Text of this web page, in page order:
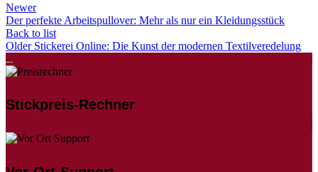
Newer
Der perfekte Arbeitspullover: Mehr als nur ein Kleidungsstück
Back to list
Older Stickerei Online: Die Kunst der modernen Textilveredelung
Stickpreis-Rechner